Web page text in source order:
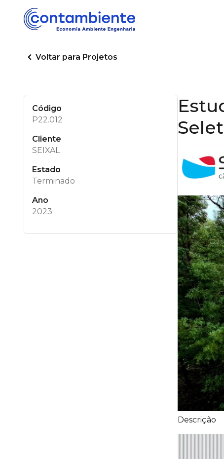
Voltar para Projetos
Código
P22.012
Cliente
SEIXAL
Estado
Terminado
Ano
2023
Descrição